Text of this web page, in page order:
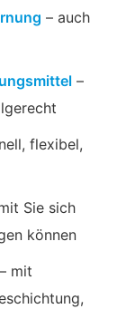
– auch
–
flexibel,
Sie sich
können
– mit